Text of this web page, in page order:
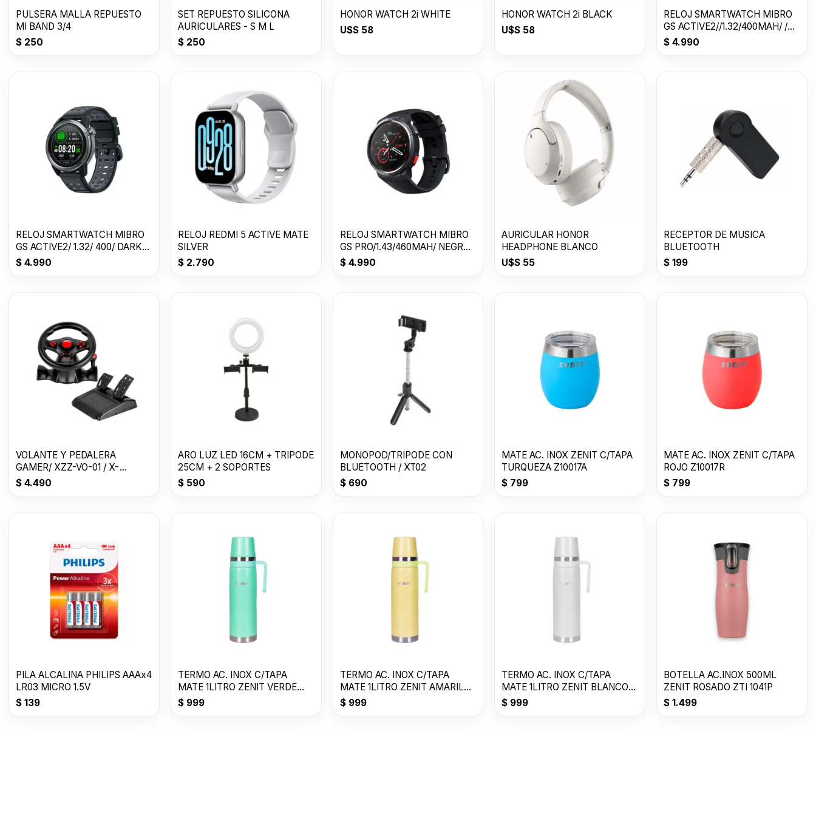
PULSERA MALLA REPUESTO
MI BAND 3/4
$ 250
SET REPUESTO SILICONA
AURICULARES - S M L
$250
HONOR WATCH 2i WHITE
U$S58
HONOR WATCH 2i BLACK
U$S 58
RELOJ SMARTWATCH MIBRO
GS ACTIVE2//1.32/400MAH/ /
LILA
$ 4.990
RELOJ SMARTWATCH MIBRO
GS ACTIVE2/ 1.32/ 400/ DARK
GRAY
$ 4.990
RELOJ REDMI 5 ACTIVE MATE
SILVER
$2.790
RELOJ SMARTWATCH MIBRO
GS PRO/1.43/460MAH/ NEGRO/
BY XIAOMI
$4.990
AURICULAR HONOR
HEADPHONE BLANCO
U$S 55
RECEPTOR DE MUSICA
BLUETOOTH
$ 199
VOLANTE Y PEDALERA
GAMER/ XZZ-VO-01 / X-
LIZZARD
$ 4.490
ARO LUZ LED 16CM + TRIPODE
25CM + 2 SOPORTES
$590
MONOPOD/TRIPODE CON
BLUETOOTH / XT02
$690
MATE AC. INOX ZENIT C/TAPA
TURQUEZA Z10017A
$ 799
MATE AC. INOX ZENIT C/TAPA
ROJO Z10017R
$ 799
PILA ALCALINA PHILIPS AAAx4
LR03 MICRO 1.5V
$ 139
TERMO AC. INOX C/TAPA
MATE 1LITRO ZENIT VERDE
CLARO ZF3VC
$999
TERMO AC. INOX C/TAPA
MATE 1LITRO ZENIT AMARILLO
P ZF3Y
$999
TERMO AC. INOX C/TAPA
MATE 1LITRO ZENIT BLANCO
ZF3W
$ 999
BOTELLA AC.INOX 500ML
ZENIT ROSADO ZTI 1041P
$ 1.499